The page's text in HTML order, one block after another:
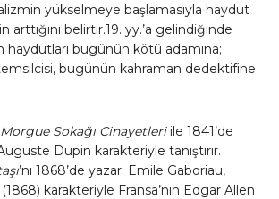
yükselmeye başlamasıyla haydut
arttığını belirtir.19. yy.’a gelindiğinde
haydutları bugünün kötü adamına;
bugünün kahraman dedektifine
Morgue Sokağı Cinayetleriile 1841’de
Dupin karakteriyle tanıştırır.
’nı 1868’de yazar. Emile Gaboriau,
karakteriyle Fransa’nın Edgar Allen